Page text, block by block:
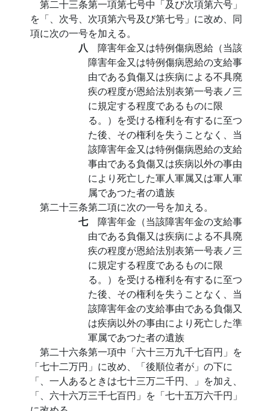
第二十三条第一項第七号中「及び次項第六号」
を「、次号、次項第六号及び第七号」に改め、同
項に次の一号を加える。
八 障害年金又は特例傷病恩給（当該
障害年金又は特例傷病恩給の支給事
由である負傷又は疾病による不具廃
疾の程度が恩給法別表第一号表ノ三
に規定する程度であるものに限
る。）を受ける権利を有するに至つ
た後、その権利を失うことなく、当
該障害年金又は特例傷病恩給の支給
事由である負傷又は疾病以外の事由
により死亡した軍人軍属又は軍人軍
属であつた者の遺族
第二十三条第二項に次の一号を加える。
七 障害年金（当該障害年金の支給事
由である負傷又は疾病による不具廃
疾の程度が恩給法別表第一号表ノ三
に規定する程度であるものに限
る。）を受ける権利を有するに至つ
た後、その権利を失うことなく、当
該障害年金の支給事由である負傷又
は疾病以外の事由により死亡した準
軍属であつた者の遺族
第二十六条第一項中「六十三万九千七百円」を
「七十二万円」に改め、「後順位者が」の下に
「、一人あるときは七十三万二千円、」を加え、
「、六十六万三千七百円」を「七十五万六千円」